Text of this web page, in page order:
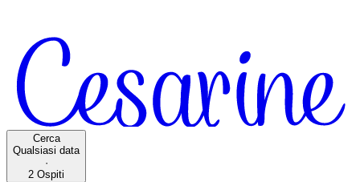
Cerca
Qualsiasi data
·
2 Ospiti